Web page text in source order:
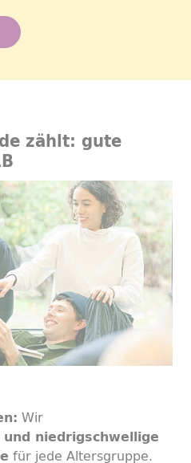
zählt: gute
Wir
niedrigschwellige
für jede Altersgruppe.